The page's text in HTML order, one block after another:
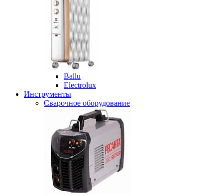
Ballu
Electrolux
Инструменты
Сварочное оборудование